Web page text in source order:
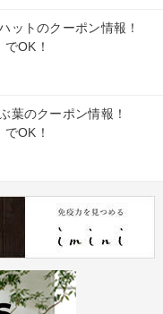
ットのクーポン情報！
OK！
葉のクーポン情報！
OK！